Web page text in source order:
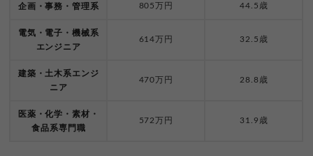
企画・事務・管理系 805万円 44.5歳
電気・電子・機械系
エンジニア
614万円 32.5歳
建築・土木系エンジ
ニア
470万円 28.8歳
医薬・化学・素材・
食品系専門職
572万円 31.9歳